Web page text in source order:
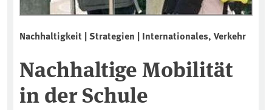
Nachhaltigkeit | Strategien | Internationales, Verkehr
Nachhaltige Mobilität
in der Schule